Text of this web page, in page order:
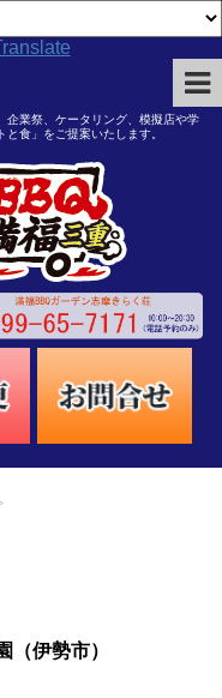
企業祭、ケータリング、模擬店や学
食」をご提案いたします。
（伊勢市）